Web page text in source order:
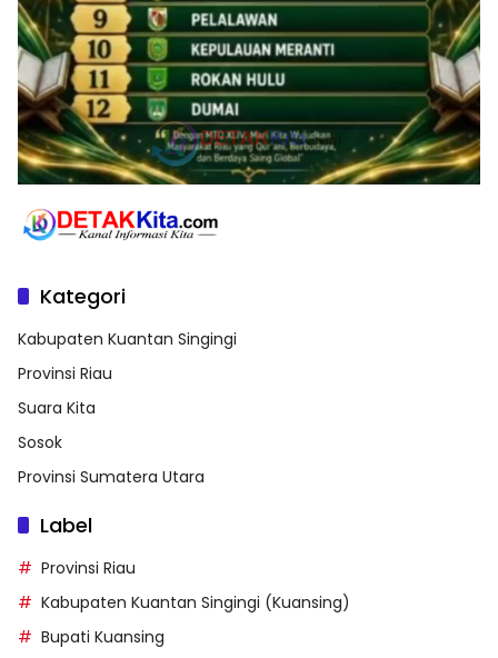
Kategori
Kabupaten Kuantan Singingi
Provinsi Riau
Suara Kita
Sosok
Provinsi Sumatera Utara
Label
Provinsi Riau
Kabupaten Kuantan Singingi (Kuansing)
Bupati Kuansing